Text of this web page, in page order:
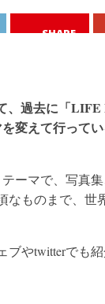
SHARE
、過去に「
変えて行って
ーマで、写真
なものまで、
ブやtwitterでも